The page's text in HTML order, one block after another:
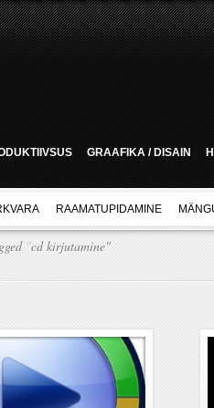
GRAAFIKA / DISAIN
RAAMATUPIDAMINE
"cd kirjutamine"